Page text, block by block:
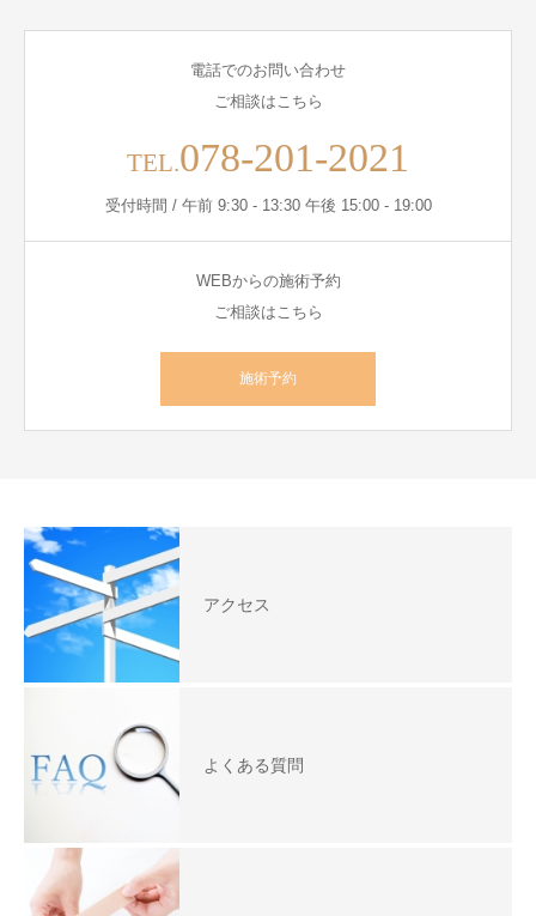
電話でのお問い合わせ
ご相談はこちら
TEL.078-201-2021
受付時間 / 午前 9:30 - 13:30 午後 15:00 - 19:00
WEBからの施術予約
ご相談はこちら
施術予約
アクセス
よくある質問